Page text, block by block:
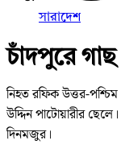
সারাদেশ
চাঁদপুরে
নিহত রফিক উত্তর-
উদ্দিন পাটোয়ারীর
দিনমজুর।